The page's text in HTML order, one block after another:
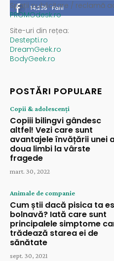
14,235 Fani
Spații publicitare / reclamă
PROMOdesk.ro
Site-uri din rețea:
Destepti.ro
DreamGeek.ro
BodyGeek.ro
POSTĂRI POPULARE
Copii & adolescenți
Copiii bilingvi gândesc
altfel! Vezi care sunt
avantajele învățării unei
doua limbi la vârste
fragede
mart. 30, 2022
Animale de companie
Cum știi dacă pisica ta
bolnavă? Iată care sunt
principalele simptome
trădează starea ei de
sănătate
sept. 30, 2021